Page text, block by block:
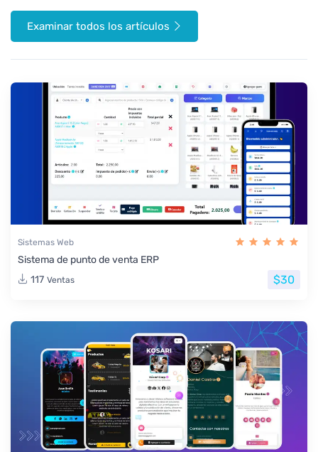
Examinar todos los artículos
Sistemas Web
Sistema de punto de venta ERP
117 Ventas $30